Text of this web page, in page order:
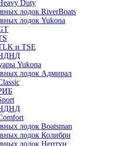
Duty
лодок RiverBoats
лодок Yukona
и TSE
Yukona
лодок Адмирал
лодок Boatsman
лодок Колибри
лодок Нептун